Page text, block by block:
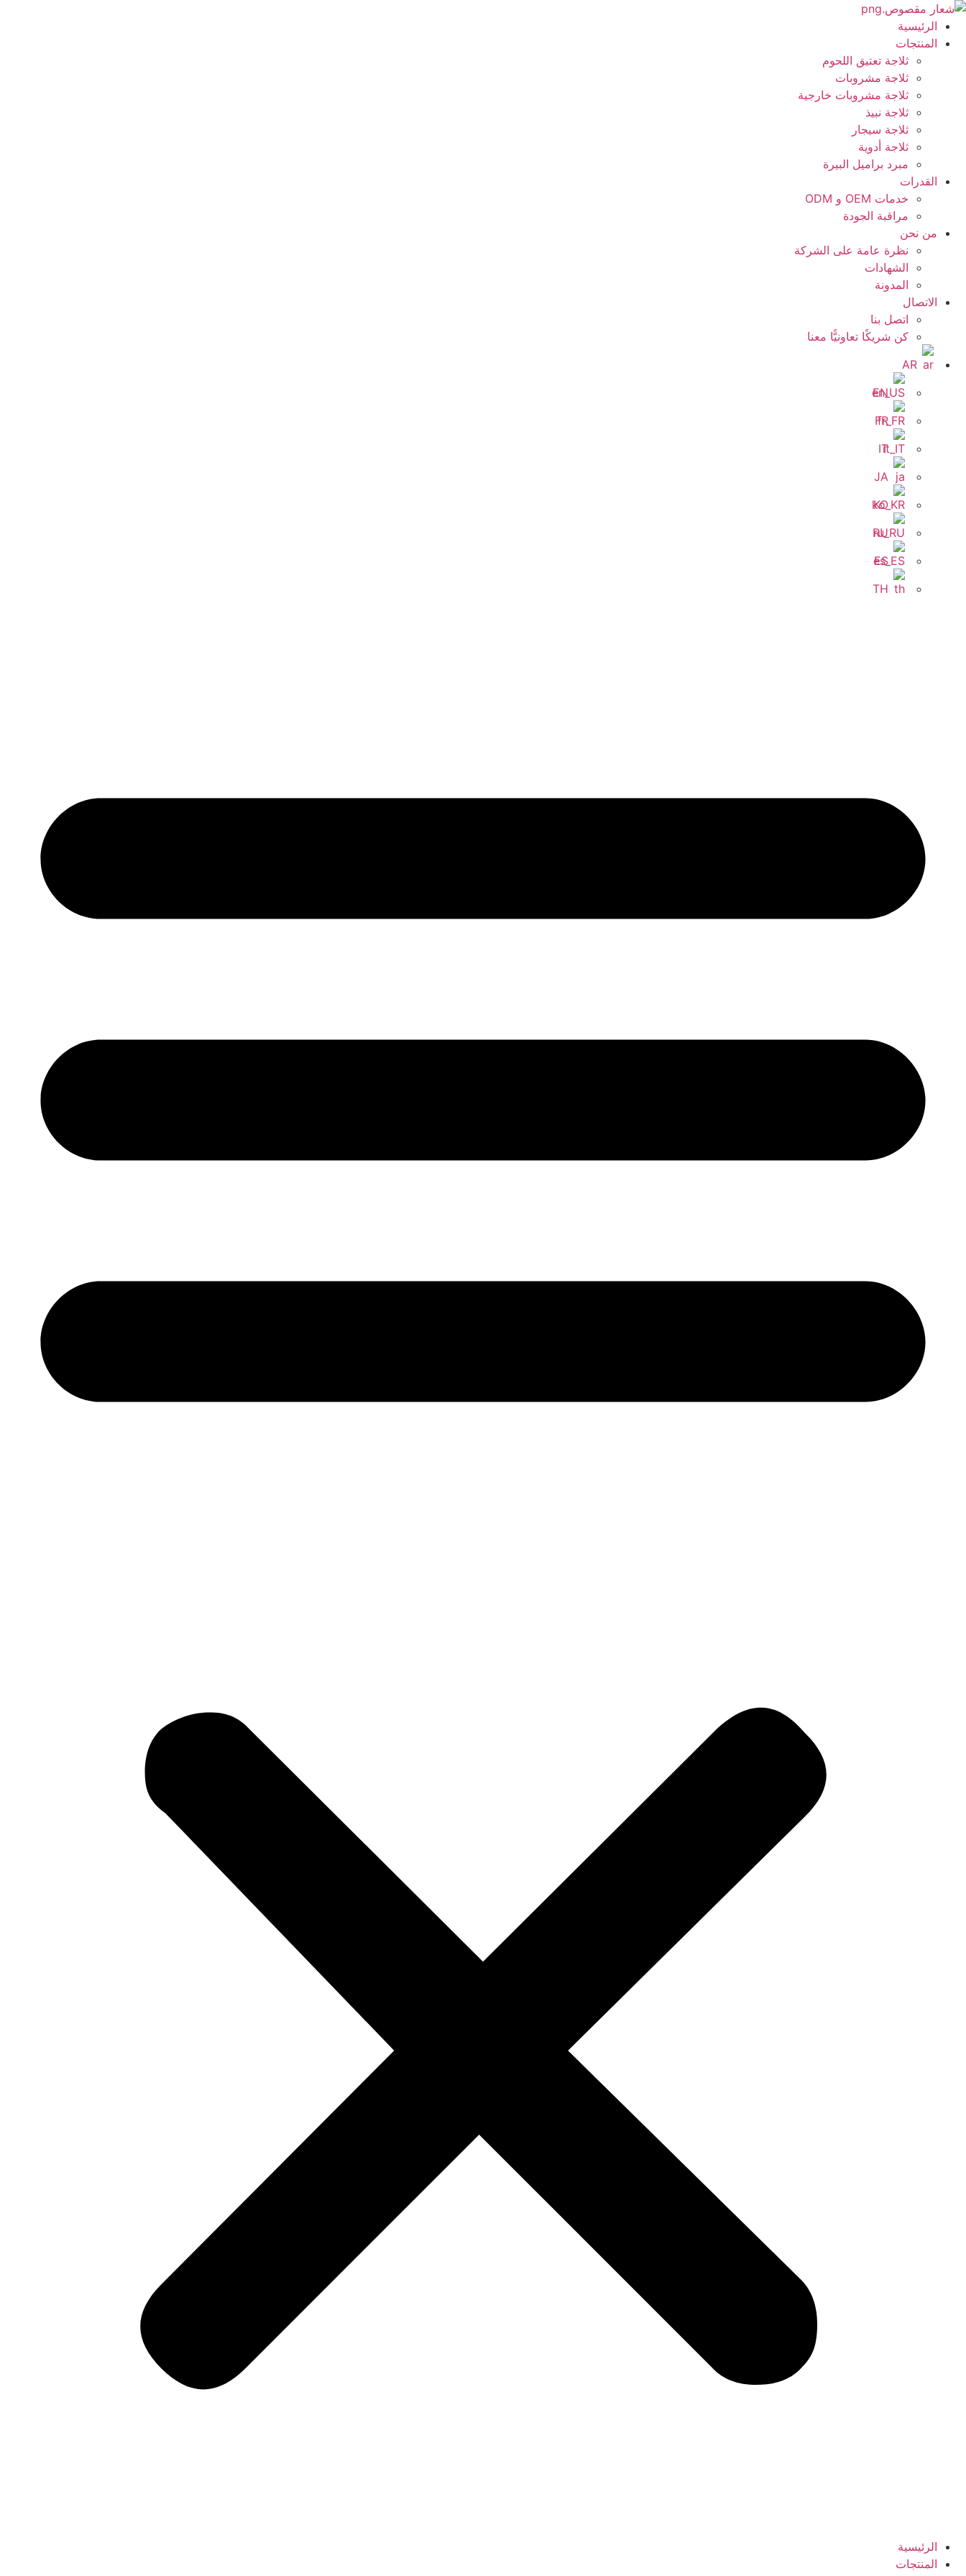
انتقل
المحتوى
الرئيسية
المنتجات
ثلاجة تعتيق اللحوم
ثلاجة مشروبات
ثلاجة مشروبات خارجية
ثلاجة نبيذ
ثلاجة سيجار
ثلاجة أدوية
مبرد براميل البيرة
القدرات
خدمات OEM و ODM
مراقبة الجودة
من نحن
نظرة عامة على الشركة
الشهادات
المدونة
الاتصال
اتصل بنا
كن شريكًا تعاونيًّا معنا
AR
EN
FR
IT
JA
KO
RU
ES
TH
الرئيسية
المنتجات